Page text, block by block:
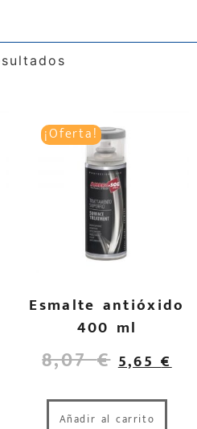
¡Oferta!
Esmalte antióxido
400 ml
8,07€ 5,65€
Añadir al carrito